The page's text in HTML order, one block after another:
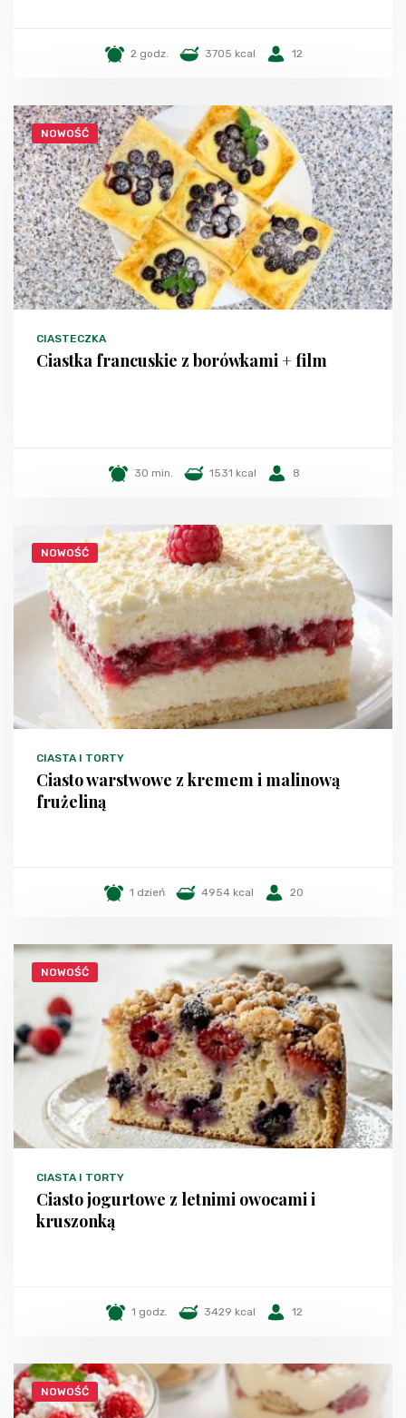
2 godz. 3705 kcal 12
NOWOŚĆ
CIASTECZKA
Ciastka francuskie z borówkami + film
30 min. 1531 kcal 8
NOWOŚĆ
CIASTA I TORTY
Ciasto warstwowe z kremem i malinową
frużeliną
1 dzień 4954 kcal 20
NOWOŚĆ
CIASTA I TORTY
Ciasto jogurtowe z letnimi owocami i
kruszonką
1 godz. 3429 kcal 12
NOWOŚĆ